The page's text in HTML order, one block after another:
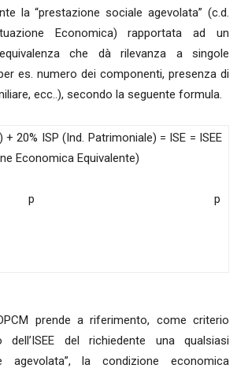
la “prestazione sociale agevolata” (c.d.
Economica) rapportata ad un
che dà rilevanza a singole
es. numero dei componenti, presenza di
ecc..), secondo la seguente formula.
+ 20% ISP (Ind. Patrimoniale) = ISE = ISEE
Economica Equivalente)
p
prende a riferimento, come criterio
del richiedente una qualsiasi
agevolata”, la condizione economica